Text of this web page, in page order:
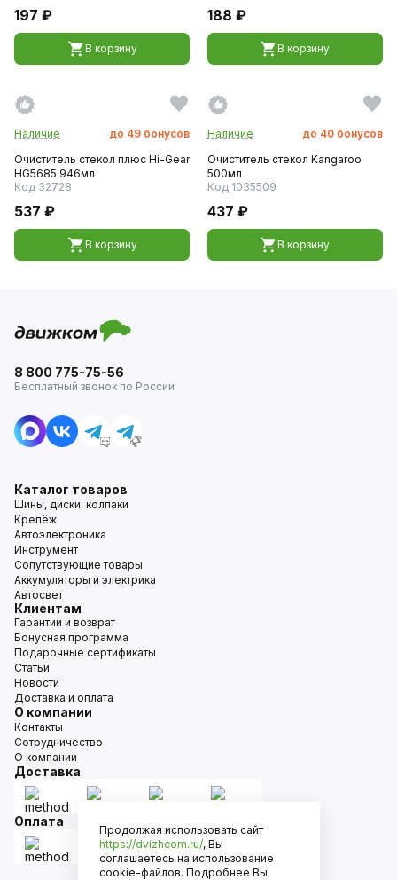
197 ₽
В корзину
188 ₽
В корзину
Наличие до 49 бонусов
Очиститель стекол плюс Hi-Gear
HG5685 946мл
Код 32728
537 ₽
В корзину
Наличие до 40 бонусов
Очиститель стекол Kangaroo
500мл
Код 1035509
437 ₽
В корзину
8 800 775-75-56
Бесплатный звонок по России
Каталог товаров
Шины, диски, колпаки
Крепёж
Автоэлектроника
Инструмент
Сопутствующие товары
Аккумуляторы и электрика
Автосвет
Клиентам
Гарантии и возврат
Бонусная программа
Подарочные сертификаты
Статьи
Новости
Доставка и оплата
О компании
Контакты
Сотрудничество
О компании
Доставка
Оплата
Продолжая использовать сайт
https://dvizhcom.ru/, Вы
соглашаетесь на использование
cookie-файлов. Подробнее Вы